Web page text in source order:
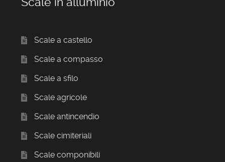
Scale a castello
Scale a compasso
Scale a sfilo
Scale agricole
Scale antincendio
Scale cimiteriali
Scale componibili